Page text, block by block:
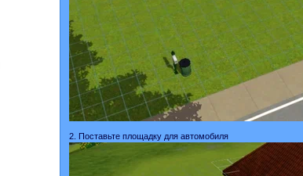
2. Поставьте площадку для автомобиля